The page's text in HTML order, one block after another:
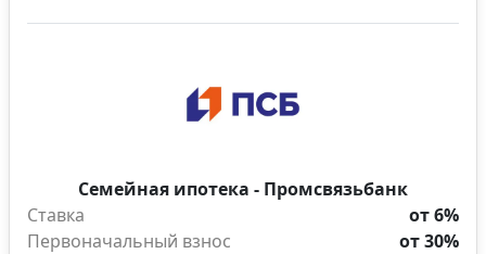
Семейная ипотека - Промсвязьбанк
Ставка
от 6%
Первоначальный взнос
от 30%